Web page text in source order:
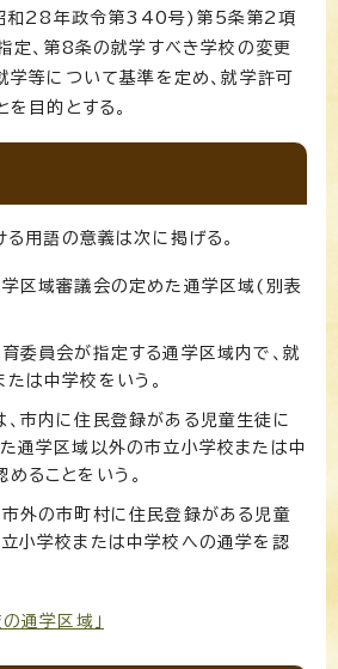
和28年政令第340号)第5条第2項
定、第8条の就学すべき学校の変更
等について基準を定め、就学許可
目的とする。
用語の意義は次に掲げる。
学区域審議会の定めた通学区域(別表
委員会が指定する通学区域内で、就
は中学校をいう。
、市内に住民登録がある児童生徒に
た通学区域以外の市立小学校または中
ることをいう。
市外の市町村に住民登録がある児童
立小学校または中学校への通学を認
通学区域」